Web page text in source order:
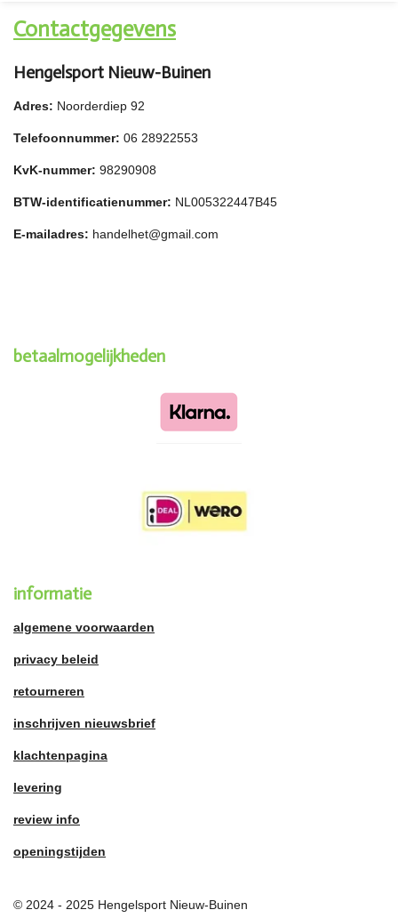
Contactgegevens
Hengelsport Nieuw-Buinen
Adres: Noorderdiep 92
Telefoonnummer: 06 28922553
KvK-nummer: 98290908
BTW-identificatienummer: NL005322447B45
E-mailadres: handelhet@gmail.com
betaalmogelijkheden
informatie
algemene voorwaarden
privacy beleid
retourneren
inschrijven nieuwsbrief
klachtenpagina
levering
review info
openingstijden
© 2024 - 2025 Hengelsport Nieuw-Buinen